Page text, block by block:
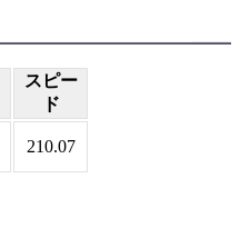
スピー
ド
210.07